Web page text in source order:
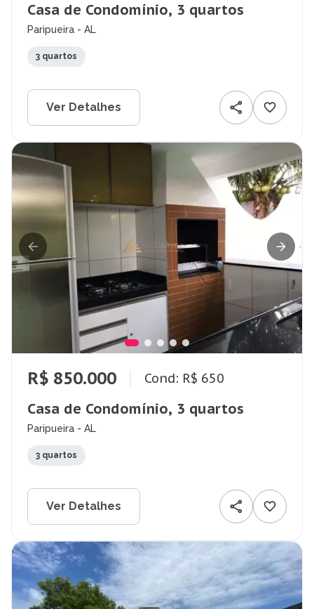
Casa de Condomínio, 3 quartos
Paripueira - AL
3 quartos
Ver Detalhes
R$ 850.000 Cond: R$ 650
Casa de Condomínio, 3 quartos
Paripueira - AL
3 quartos
Ver Detalhes